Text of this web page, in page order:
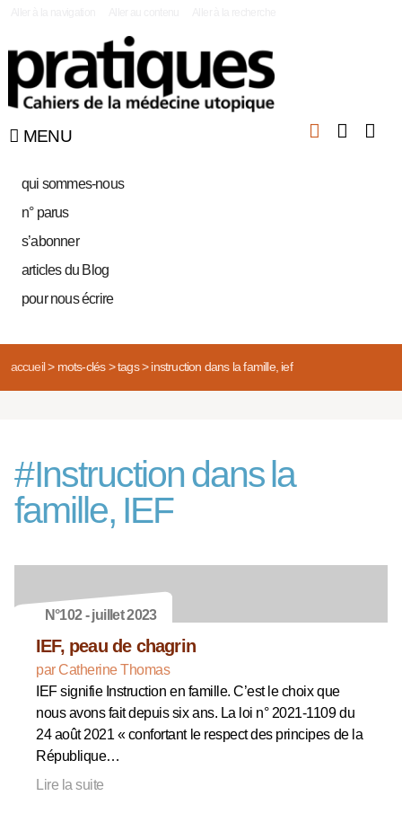
MENU
qui sommes-nous
n° parus
s’abonner
articles du Blog
pour nous écrire
accueil> mots-clés> tags> instruction dans la famille, ief
#Instruction dans la
famille, IEF
N°102 - juillet 2023
IEF, peau de chagrin
par Catherine Thomas
IEF signifie Instruction en famille. C’est le choix que
nous avons fait depuis six ans. La loi n° 2021-1109 du
24 août 2021 « confortant le respect des principes de la
République…
Lire la suite